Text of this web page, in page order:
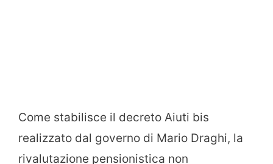
Come stabilisce il decreto Aiuti bis
realizzato dal governo di Mario Draghi, la
rivalutazione pensionistica non